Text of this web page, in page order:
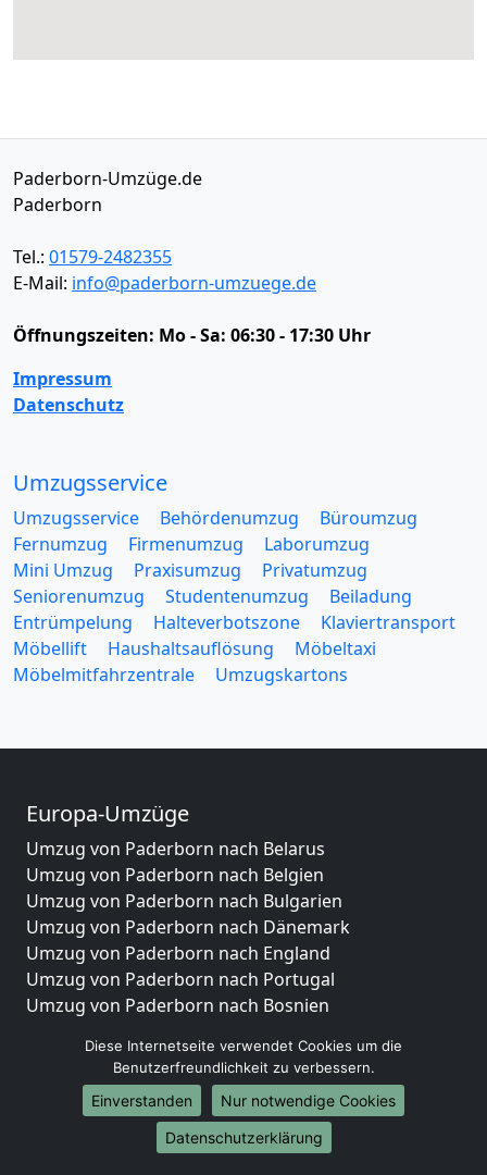
Paderborn-Umzüge.de
Paderborn
Tel.: 01579-2482355
E-Mail: info@paderborn-umzuege.de
Öffnungszeiten: Mo - Sa: 06:30 - 17:30 Uhr
Impressum
Datenschutz
Umzugsservice
Umzugsservice Behördenumzug
Büroumzug
Fernumzug
Firmenumzug
Laborumzug
Mini Umzug
Praxisumzug
Privatumzug
Seniorenumzug
Studentenumzug
Beiladung
Entrümpelung
Halteverbotszone
Klaviertransport
Möbellift
Haushaltsauflösung
Möbeltaxi
Möbelmitfahrzentrale
Umzugskartons
Europa-Umzüge
Umzug von Paderborn nach Belarus
Umzug von Paderborn nach Belgien
Umzug von Paderborn nach Bulgarien
Umzug von Paderborn nach Dänemark
Umzug von Paderborn nach England
Umzug von Paderborn nach Portugal
Umzug von Paderborn nach Bosnien
Umzug von Paderborn nach Irland
Umzug von Paderborn nach Lettland
Umzug von Paderborn nach Zypern
Umzug von Paderborn nach Kroatien
Diese Internetseite verwendet Cookies um die
Benutzerfreundlichkeit zu verbessern.
Einverstanden
Nur notwendige Cookies
Datenschutzerklärung